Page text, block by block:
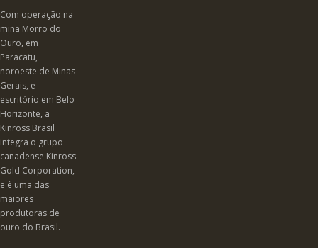
Com operação na
mina Morro do
Ouro, em
Paracatu,
noroeste de Minas
Gerais, e
escritório em Belo
Horizonte, a
Kinross Brasil
integra o grupo
canadense Kinross
Gold Corporation,
e é uma das
maiores
produtoras de
ouro do Brasil.